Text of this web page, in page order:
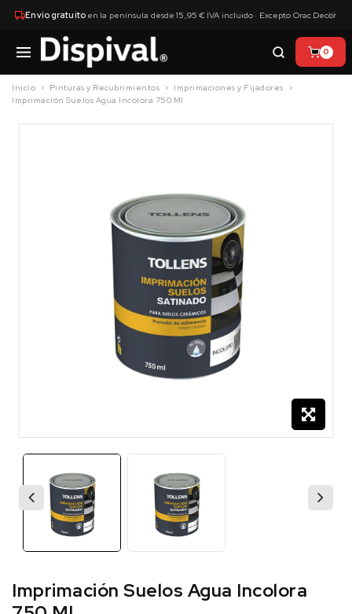
Envío gratuitoen la península desde 15,95 € IVA incluido · Excepto Orac Decor
×
0
Inicio Pinturas y Recubrimientos
Imprimaciones y Fijadores
Imprimación Suelos Agua Incolora 750 Ml
Imprimación Suelos Agua Incolora